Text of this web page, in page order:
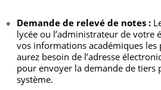
Demande de relevé de notes :
lycée ou l’administrateur de votre
vos informations académiques les
aurez besoin de l’adresse
pour envoyer la demande de tiers
système.